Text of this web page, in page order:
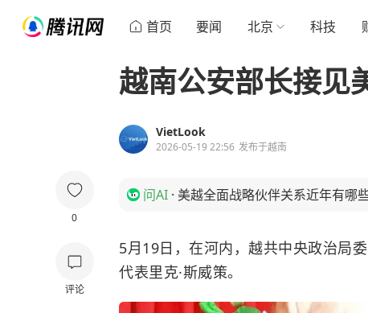
首页 要闻 北京 科技
0
评论
越南公安部长接见
VietLook
2026-05-19 22:56 发布于越南
问AI · 美越全面战略伙伴关系近年有哪
5月19日，在河内，越共中央政治局
代表里克·斯威策。